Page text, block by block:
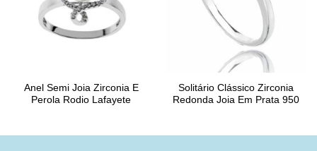
Anel Semi Joia Zirconia E
Perola Rodio Lafayete
Solitário Clássico Zirconia
Redonda Joia Em Prata 950